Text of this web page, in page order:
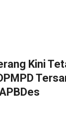
Kini